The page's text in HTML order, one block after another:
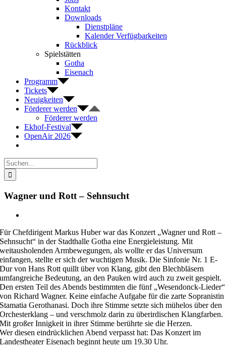
Kontakt
Downloads
Dienstpläne
Kalender Verfügbarkeiten
Rückblick
Spielstätten
Gotha
Eisenach
Programm
Tickets
Neuigkeiten
Förderer werden
Förderer werden
Ekhof-Festival
OpenAir 2026
Suche
nach:
Wagner und Rott – Sehnsucht
Bild
Für Chefdirigent Markus Huber war das Konzert „Wagner und Rott –
Sehnsucht“ in der Stadthalle Gotha eine Energieleistung. Mit
weitausholenden Armbewegungen, als wollte er das Universum
einfangen, stellte er sich der wuchtigen Musik. Die Sinfonie Nr. 1 E-
Dur von Hans Rott quillt über von Klang, gibt den Blechbläsern
umfangreiche Bedeutung, an den Pauken wird auch zu zweit gespielt.
Den ersten Teil des Abends bestimmten die fünf „Wesendonck-Lieder“
von Richard Wagner. Keine einfache Aufgabe für die zarte Sopranistin
Stamatia Gerothanasi. Doch ihre Stimme setzte sich mühelos über den
Orchesterklang – und verschmolz darin zu überirdischen Klangfarben.
Mit großer Innigkeit in ihrer Stimme berührte sie die Herzen.
Wer diesen eindrücklichen Abend verpasst hat: Das Konzert im
Landestheater Eisenach beginnt heute um 19.30 Uhr.